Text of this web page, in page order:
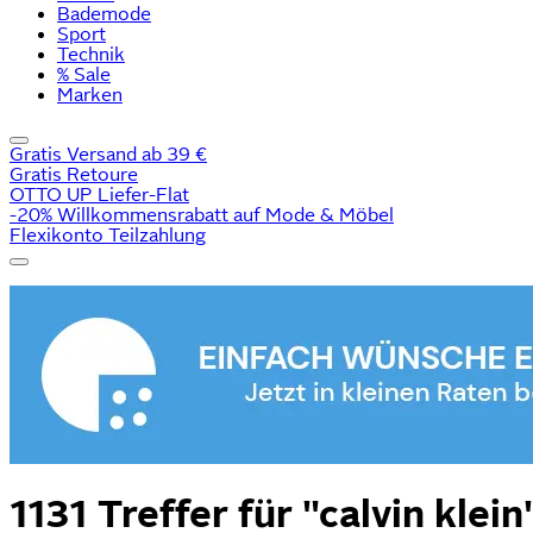
Bademode
Sport
Technik
% Sale
Marken
Gratis Versand ab 39 €
Gratis Retoure
OTTO UP Liefer-Flat
-20% Willkommensrabatt auf Mode & Möbel
Flexikonto Teilzahlung
1131 Treffer für "calvin